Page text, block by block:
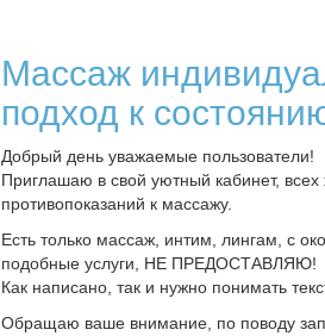
Массаж
подход к
Добрый день уважаемые пользователи!
Приглашаю в свой уютный кабинет,
противопоказаний к массажу.
Есть только массаж, интим, лингам, с
подобные услуги, НЕ ПРЕДОСТАВЛЯЮ!
Как написано, так и нужно понимать
Обращаю ваше внимание, по поводу